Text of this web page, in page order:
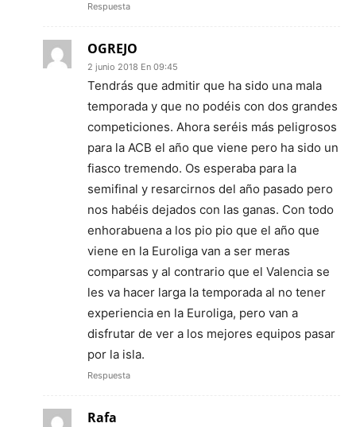
Respuesta
OGREJO
2 junio 2018 En 09:45
Tendrás que admitir que ha sido una mala
temporada y que no podéis con dos grandes
competiciones. Ahora seréis más peligrosos
para la ACB el año que viene pero ha sido un
fiasco tremendo. Os esperaba para la
semifinal y resarcirnos del año pasado pero
nos habéis dejados con las ganas. Con todo
enhorabuena a los pio pio que el año que
viene en la Euroliga van a ser meras
comparsas y al contrario que el Valencia se
les va hacer larga la temporada al no tener
experiencia en la Euroliga, pero van a
disfrutar de ver a los mejores equipos pasar
por la isla.
Respuesta
Rafa